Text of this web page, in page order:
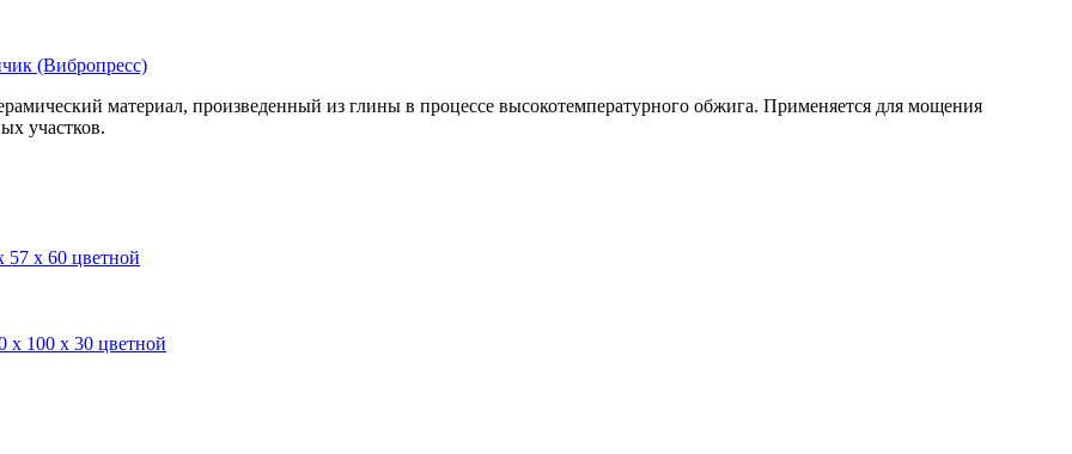
(Вибропресс)
материал, произведенный из глины в процессе высокотемпературного обжига. Применяется для мощения
участков.
57 х 60 цветной
х 100 х 30 цветной